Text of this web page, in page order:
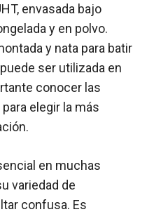
envasada bajo
y en polvo.
y nata para batir
ser utilizada en
conocer las
elegir la más
en muchas
variedad de
confusa. Es